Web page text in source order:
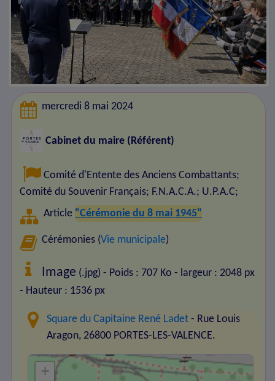
mercredi 8 mai 2024
Cabinet du maire (Référent)
Comité d'Entente des Anciens Combattants;
Comité du Souvenir Français; F.N.A.C.A.; U.P.A.C;
Article "Cérémonie du 8 mai 1945"
Cérémonies (Vie municipale)
Image (.jpg) - Poids : 707 Ko - largeur : 2048 px
- Hauteur : 1536 px
Square du Capitaine René Ladet - Rue Louis
Aragon, 26800 PORTES-LES-VALENCE.
+